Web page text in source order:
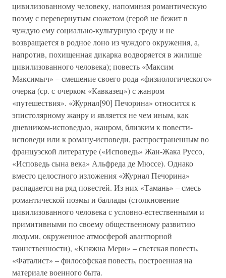
цивилизованному человеку, напоминая романтическую
поэму с перевернутым сюжетом (герой не бежит в
чуждую ему социально-культурную среду и не
возвращается в родное лоно из чуждого окружения, а,
напротив, похищенная дикарка водворяется в жилище
цивилизованного человека); повесть «Максим
Максимыч» – смешение своего рода «физиологического»
очерка (ср. с очерком «Кавказец») с жанром
«путешествия». «Журнал[90] Печорина» относится к
эпистолярному жанру и является не чем иным, как
дневником-исповедью, жанром, близким к повести-
исповеди или к роману-исповеди, распространенным во
французской литературе («Исповедь» Жан-Жака Руссо,
«Исповедь сына века» Альфреда де Мюссе). Однако
вместо целостного изложения «Журнал Печорина»
распадается на ряд повестей. Из них «Тамань» – смесь
романтической поэмы и баллады (столкновение
цивилизованного человека с условно-естественными и
примитивными по своему общественному развитию
людьми, окруженное атмосферой авантюрной
таинственности), «Княжна Мери» – светская повесть,
«Фаталист» – философская повесть, построенная на
материале военного быта.